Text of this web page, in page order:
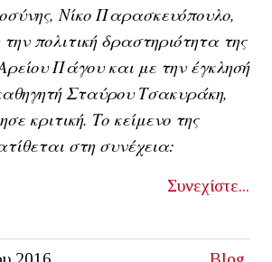
Νίκο Παρασκευόπουλο,
πολιτική δραστηριότητα της
Πάγου και με την έγκλησή
Σταύρου Τσακυράκη,
κριτική. Το κείμενο της
στη συνέχεια:
Συνεχίστε...